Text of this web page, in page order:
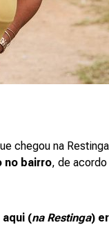
chegou na
no bairro, de
aqui (na Restinga)